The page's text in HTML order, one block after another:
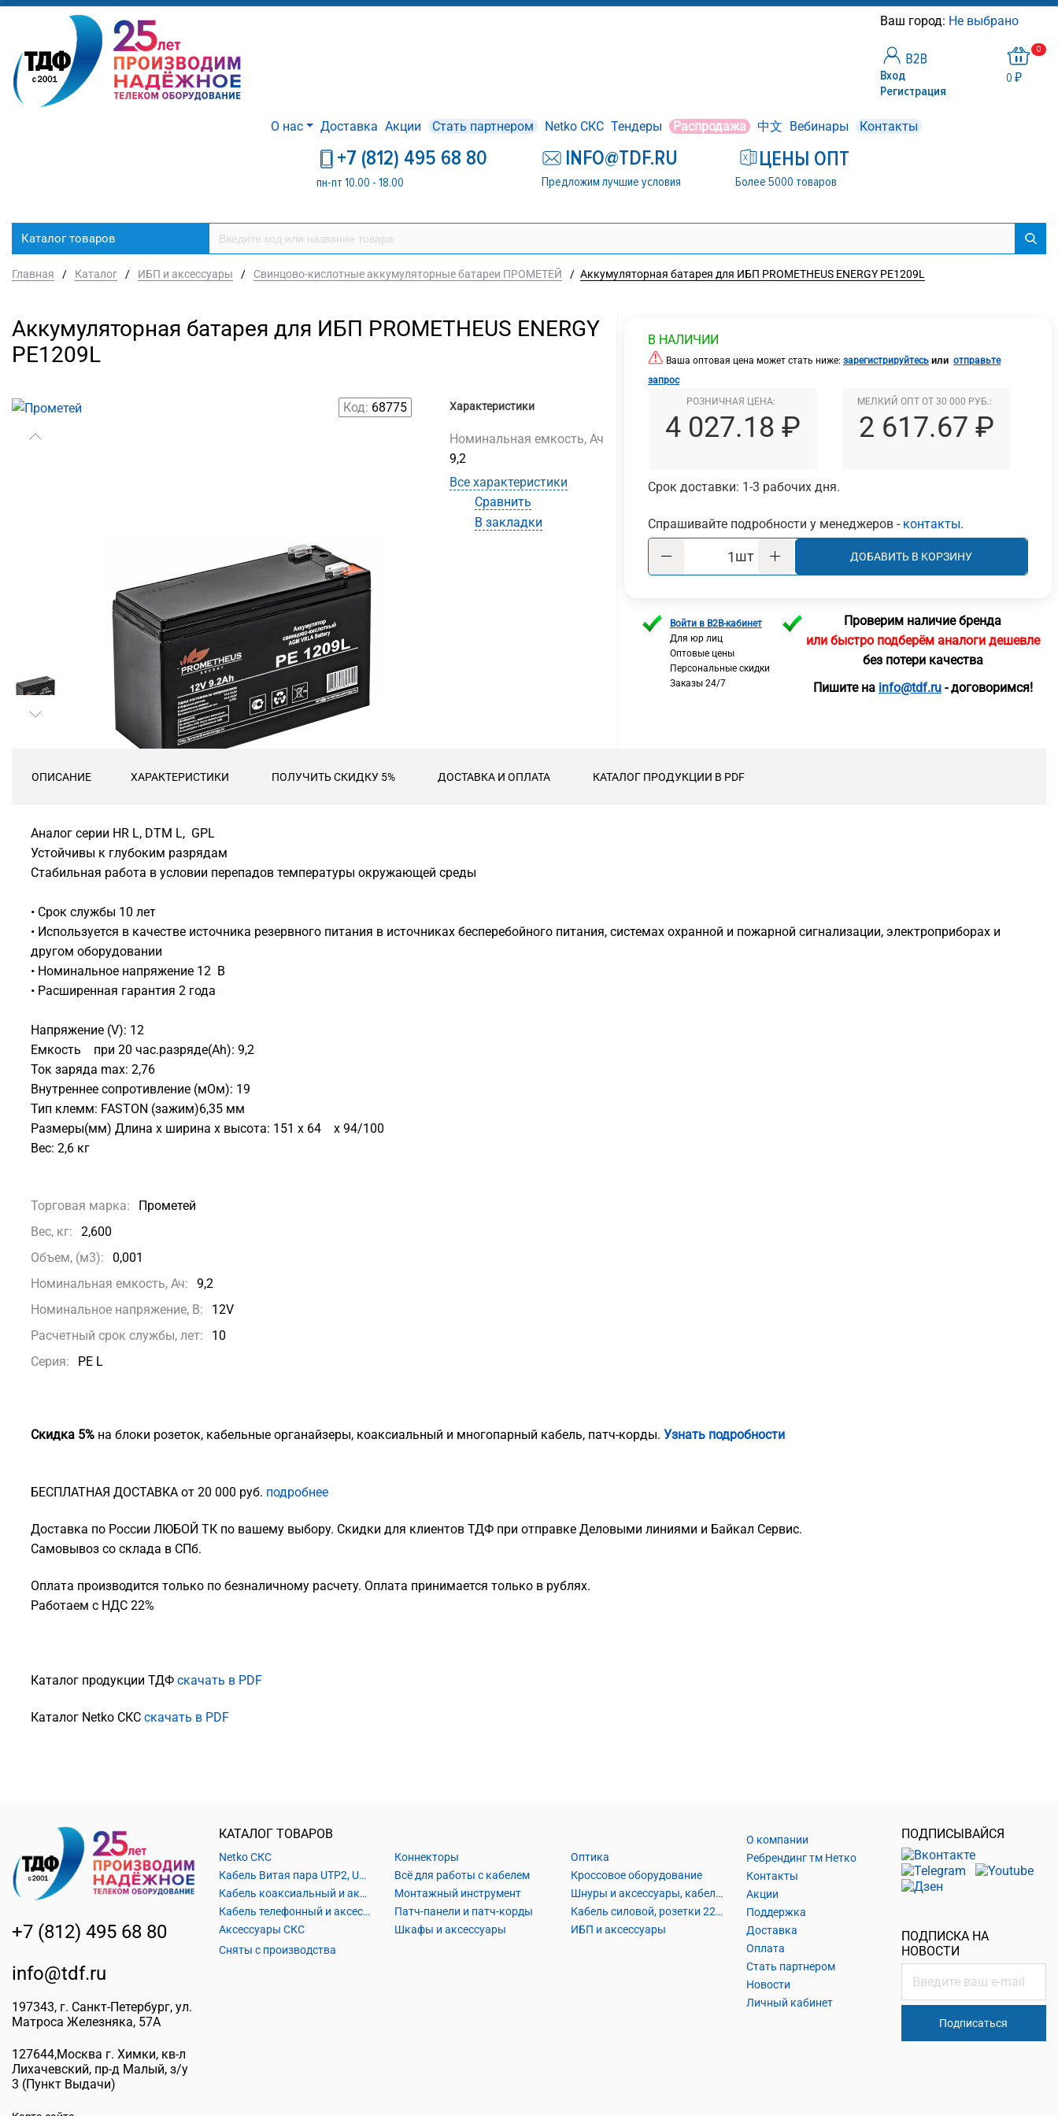
Ваш город: Не выбрано
Вход
Регистрация
0
0 ₽
О нас Доставка Акции Стать партнером Netko СКС Тендеры Распродажа 中文 Вебинары Контакты
+7 (812) 495 68 80
пн-пт 10.00 - 18.00
INFO@TDF.RU
Предложим лучшие условия
ЦЕНЫ ОПТ
Более 5000 товаров
Каталог товаров
Главная / Каталог / ИБП и аксессуары / Свинцово-кислотные аккумуляторные батареи ПРОМЕТЕЙ / Аккумуляторная батарея для ИБП PROMETHEUS ENERGY РЕ1209L
Аккумуляторная батарея для ИБП PROMETHEUS ENERGY
РЕ1209L
Код: 68775 Характеристики
Номинальная емкость, Ач
9,2
Все характеристики
Сравнить
В закладки
В НАЛИЧИИ
Ваша оптовая цена может стать ниже: зарегистрируйтесь или отправьте
запрос
РОЗНИЧНАЯ ЦЕНА:
4 027.18 ₽
МЕЛКИЙ ОПТ ОТ 30 000 РУБ.:
2 617.67 ₽
Срок доставки: 1-3 рабочих дня.
Спрашивайте подробности у менеджеров - контакты.
шт ДОБАВИТЬ В КОРЗИНУ
Войти в B2B-кабинет
Для юр лиц
Оптовые цены
Персональные скидки
Заказы 24/7
Проверим наличие бренда
или быстро подберём аналоги дешевле
без потери качества
Пишите на info@tdf.ru- договоримся!
ОПИСАНИЕ ХАРАКТЕРИСТИКИ ПОЛУЧИТЬ СКИДКУ 5% ДОСТАВКА И ОПЛАТА КАТАЛОГ ПРОДУКЦИИ В PDF
Аналог серии HR L, DTM L, GPL
Устойчивы к глубоким разрядам
Стабильная работа в условии перепадов температуры окружающей среды
• Срок службы 10 лет
• Используется в качестве источника резервного питания в источниках бесперебойного питания, системах охранной и пожарной сигнализации, электроприборах и
другом оборудовании
• Номинальное напряжение 12 В
• Расширенная гарантия 2 года
Напряжение (V): 12
Емкость при 20 час.разряде(Ah): 9,2
Ток заряда max: 2,76
Внутреннее сопротивление (мОм): 19
Тип клемм: FASTON (зажим)6,35 мм
Размеры(мм) Длина х ширина х высота: 151 х 64 х 94/100
Вес: 2,6 кг
Торговая марка:
Прометей
Вес, кг:
2,600
Объем, (м3):
0,001
Номинальная емкость, Ач:
9,2
Номинальное напряжение, В:
12V
Расчетный срок службы, лет:
10
Серия:
PE L
Скидка 5% на блоки розеток, кабельные органайзеры, коаксиальный и многопарный кабель, патч-корды. Узнать подробности
БЕСПЛАТНАЯ ДОСТАВКА от 20 000 руб. подробнее
Доставка по России ЛЮБОЙ ТК по вашему выбору. Скидки для клиентов ТДФ при отправке Деловыми линиями и Байкал Сервис.
Самовывоз со склада в СПб.
Оплата производится только по безналичному расчету. Оплата принимается только в рублях.
Работаем с НДС 22%
Каталог продукции ТДФ скачать в PDF
Каталог Netko СКС скачать в PDF
+7 (812) 495 68 80
info@tdf.ru
197343, г. Санкт-Петербург, ул.
Матроса Железняка, 57A
127644,Москва г. Химки, кв-л
Лихачевский, пр-д Малый, з/у
3 (Пункт Выдачи)
КАТАЛОГ ТОВАРОВ
Netko СКС
Кабель Витая пара UTP2, UTP4, FTP2, FTP4
Кабель коаксиальный и аксессуары
Кабель телефонный и аксессуары
Аксессуары СКС
Коннекторы
Всё для работы с кабелем
Монтажный инструмент
Патч-панели и патч-корды
Шкафы и аксессуары
Оптика
Кроссовое оборудование
Шнуры и аксессуары, кабельные наконечники
Кабель силовой, розетки 220В, выключатели 220В, сетевые фильтры
ИБП и аксессуары
Сняты с производства
О компании
Ребрендинг тм Нетко
Контакты
Акции
Поддержка
Доставка
Оплата
Стать партнером
Новости
Личный кабинет
ПОДПИСЫВАЙСЯ
ПОДПИСКА НА
НОВОСТИ
Подписаться